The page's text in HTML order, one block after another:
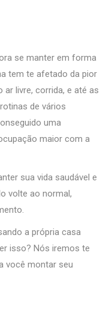
se manter em forma
tem te afetado da pior
livre, corrida, e até as
de vários
uma
maior com a
sua vida saudável e
volte ao normal,
a própria casa
isso? Nós iremos te
você montar seu